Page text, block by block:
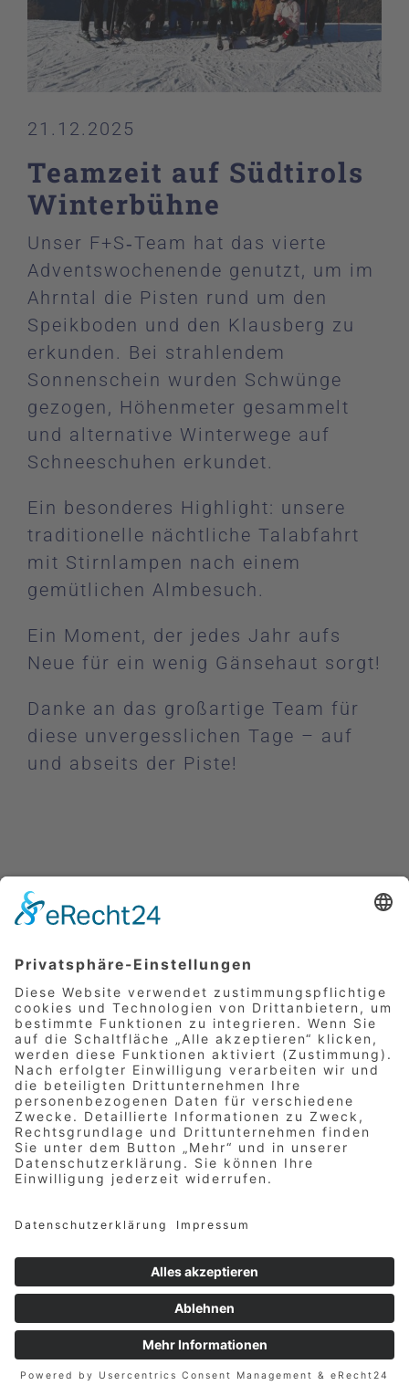
21.12.2025
Teamzeit auf Südtirols
Winterbühne
Unser F+S‑Team hat das vierte
Adventswochenende genutzt, um im
Ahrntal die Pisten rund um den
Speikboden und den Klausberg zu
erkunden. Bei strahlendem
Sonnenschein wurden Schwünge
gezogen, Höhenmeter gesammelt
und alternative Winterwege auf
Schneeschuhen erkundet.
Ein besonderes Highlight: unsere
traditionelle nächtliche Talabfahrt
mit Stirnlampen nach einem
gemütlichen Almbesuch.
Ein Moment, der jedes Jahr aufs
Neue für ein wenig Gänsehaut sorgt!
Danke an das großartige Team für
diese unvergesslichen Tage – auf
und abseits der Piste!
13.12.2025
Weihnachtsfeier 2025 –
50 Jahre F+S!
Gestern Abend feierten wir mit der
gesamten Firmengruppe F+S eine
unvergessliche Weihnachtsfeier im
Giesinger Bräu Werk 2 in München.
stimmungsvollen Empfang, gefolgt
von einem köstlichen Flying Buffet.
Gemeinsam blickten wir auf unsere
erfolgreichen Projekte und
Aktivitäten des vergangenen Jahres
zurück – ein ganz besonderes Jahr,